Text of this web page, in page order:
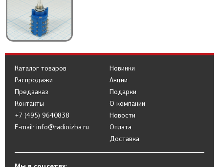
Каталог товаров
Распродажи
Предзаказ
Новинки
Акции
Подарки
Контакты
+7 (495) 9640838
E-mail: info@radioizba.ru
О компании
Новости
Оплата
Доставка